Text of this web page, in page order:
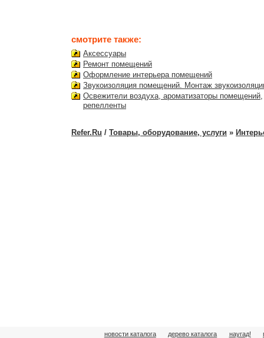
смотрите также:
Аксессуары
Ремонт помещений
Оформление интерьера помещений
Звукоизоляция помещений. Монтаж
Освежители воздуха, ароматизаторы помещений,
репелленты
Refer.Ru / Товары, оборудование, услуги »
новости каталога дерево каталога наугад!